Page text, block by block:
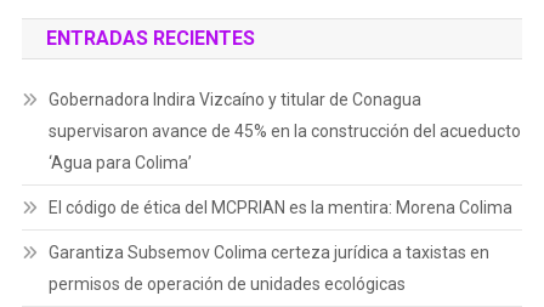
ENTRADAS RECIENTES
Gobernadora Indira Vizcaíno y titular de Conagua
supervisaron avance de 45% en la construcción del acueducto
‘Agua para Colima’
El código de ética del MCPRIAN es la mentira: Morena Colima
Garantiza Subsemov Colima certeza jurídica a taxistas en
permisos de operación de unidades ecológicas